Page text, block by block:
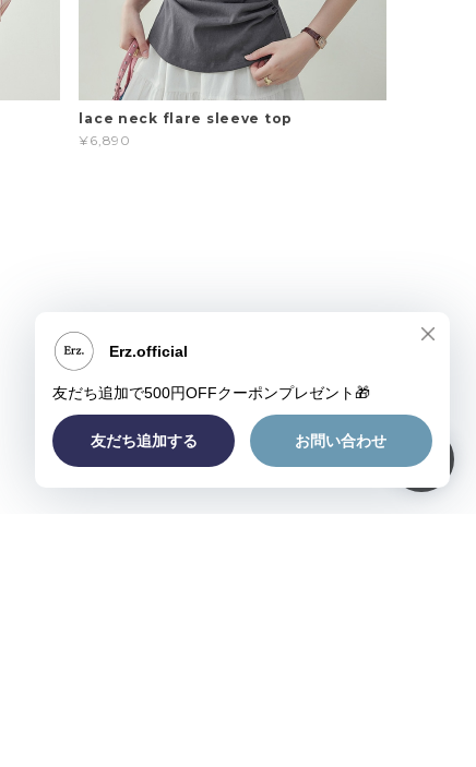
lace neck flare sleeve top
¥6,890